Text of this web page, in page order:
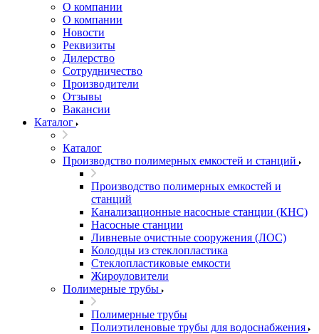
О компании
О компании
Новости
Реквизиты
Дилерство
Сотрудничество
Производители
Отзывы
Вакансии
Каталог
Каталог
Производство полимерных емкостей и станций
Производство полимерных емкостей и
станций
Канализационные насосные станции (КНС)
Насосные станции
Ливневые очистные сооружения (ЛОС)
Колодцы из стеклопластика
Стеклопластиковые емкости
Жироуловители
Полимерные трубы
Полимерные трубы
Полиэтиленовые трубы для водоснабжения